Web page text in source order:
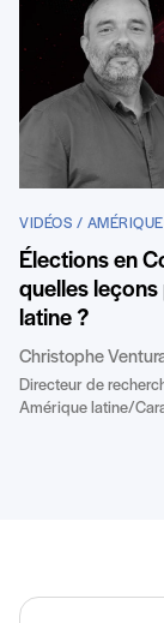
VIDÉOS /
Élections en
quelles leçons
latine ?
Christophe
Directeur de
Amérique latine/